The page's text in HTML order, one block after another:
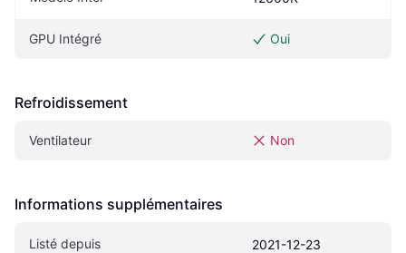
GPU Intégré Oui
Refroidissement
Ventilateur Non
Informations supplémentaires
Listé depuis 2021-12-23